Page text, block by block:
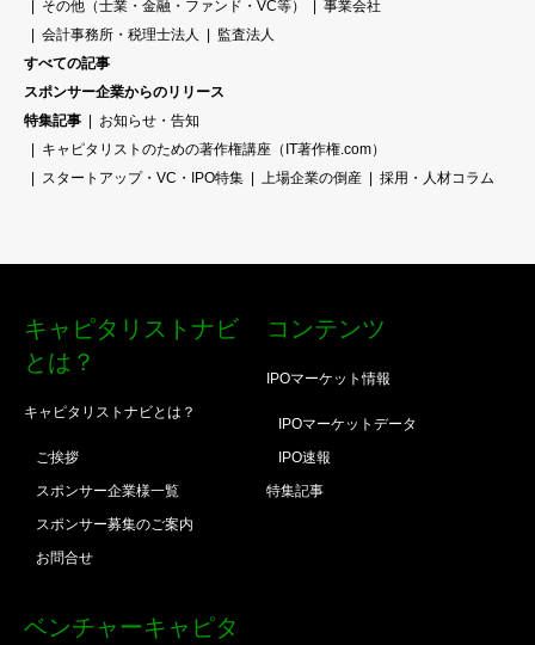
その他（士業・金融・ファンド・VC等）
事業会社
会計事務所・税理士法人
監査法人
すべての記事
スポンサー企業からのリリース
特集記事
お知らせ・告知
キャピタリストのための著作権講座（IT著作権.com）
スタートアップ・VC・IPO特集
上場企業の倒産 採用・人材コラム
キャピタリストナビ
とは？
キャピタリストナビとは？
ご挨拶
スポンサー企業様一覧
スポンサー募集のご案内
お問合せ
コンテンツ
IPOマーケット情報
IPOマーケットデータ
IPO速報
特集記事
ベンチャーキャピタ